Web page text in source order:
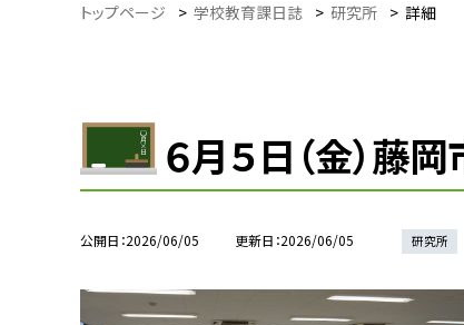
トップページ > 学校教育課日誌 > 研究所 > 詳細
６月５日（金）藤
公開日 2026/06/05 更新日 2026/06/05 研究所